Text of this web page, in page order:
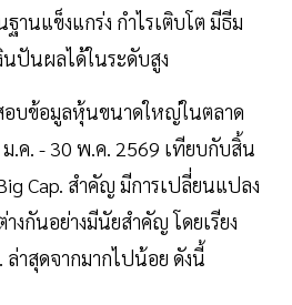
นแข็งแกร่ง กำไรเติบโต มีธีม
นปันผลได้ในระดับสูง
อบข้อมูลหุ้นขนาดใหญ่ในตลาด
.ค. - 30 พ.ค. 2569 เทียบกับสิ้น
Cap. สำคัญ มีการเปลี่ยนแปลง
งกันอย่างมีนัยสำคัญ โดยเรียง
ล่าสุดจากมากไปน้อย ดังนี้